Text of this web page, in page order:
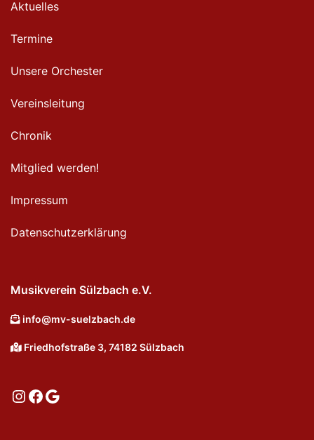
Aktuelles
Termine
Unsere Orchester
Vereinsleitung
Chronik
Mitglied werden!
Impressum
Datenschutzerklärung
Musikverein Sülzbach e.V.
info@mv-suelzbach.de
Friedhofstraße 3, 74182 Sülzbach
Instagram
Facebook
Google